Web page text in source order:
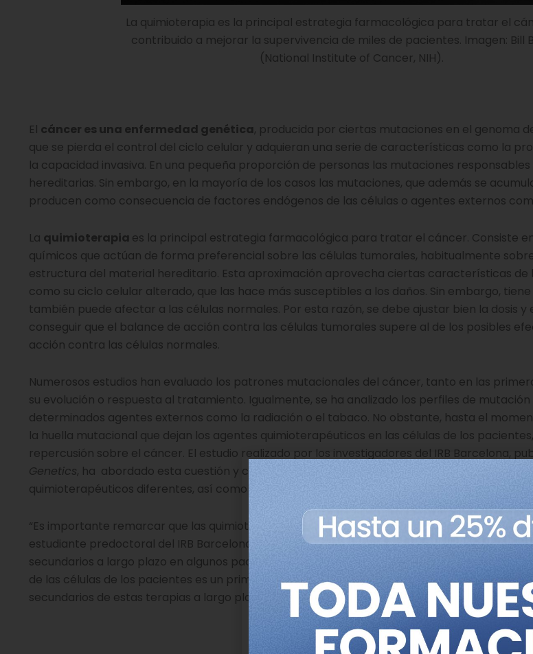
La quimioterapia es la principal estrategia farmacológica para tratar el
contribuido a mejorar la supervivencia de miles de pacientes. Imagen: Bill
(National Institute of Cancer, NIH).
El cáncer es una enfermedad genética, producida por ciertas mutaciones en el genoma
que se pierda el control del ciclo celular y adquieran una serie de características como la
la capacidad invasiva. En una pequeña proporción de personas las mutaciones
hereditarias. Sin embargo, en la mayoría de los casos las mutaciones, que además se
producen como consecuencia de factores endógenos de las células o agentes externos
La quimioterapia es la principal estrategia farmacológica para tratar el cáncer. Consiste
químicos que actúan de forma preferencial sobre las células tumorales, habitualmente
estructura del material hereditario. Esta aproximación aprovecha ciertas características de
como su ciclo celular alterado, que las hace más susceptibles a los daños. Sin embargo,
también puede afectar a las células normales. Por esta razón, se debe ajustar bien la dosis
conseguir que el balance de acción contra las células tumorales supere al de los posibles
acción contra las células normales.
Numerosos estudios han evaluado los patrones mutacionales del cáncer, tanto en las
su evolución o respuesta al tratamiento. Igualmente, se ha analizado los perfiles de mutación
determinados agentes externos como la radiación o el tabaco. No obstante, hasta el
la huella mutacional que dejan los agentes quimioterapéuticos en las células de los
repercusión sobre el cáncer. El estudio realizado por los investigadores del IRB Barcelona,
Genetics, ha abordado esta cuestión y cuantificado cuáles son los daños en el ADN que
quimioterapéuticos diferentes, así como sus posibles consecuencias.
“Es importante remarcar que las quimioterapias son muy eficaces en el tratamiento del
estudiante predoctoral del IRB Barcelona y primer autor del artículo. “No obstante, también
secundarios a largo plazo en algunos pacientes. Estudiar las mutaciones producidas por las
de las células de los pacientes es un primer paso para comprender la relación de dichas
secundarios de estas terapias a largo plazo”.